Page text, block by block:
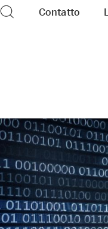
Contatto